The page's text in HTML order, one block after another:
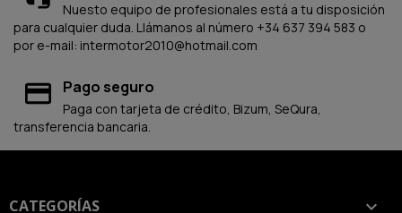
Nuesto equipo de profesionales está a tu disposición
para cualquier duda. Llámanos al número +34 637 394 583 o
por e-mail: intermotor2010@hotmail.com
Pago seguro
Paga con tarjeta de crédito, Bizum, SeQura,
transferencia bancaria.
CATEGORÍAS 